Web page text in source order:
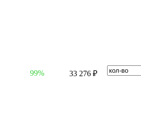
99% 33 276 ₽